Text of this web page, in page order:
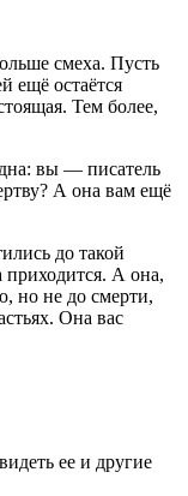
смеха. Пусть
ещё остаётся
Тем более,
вы — писатель
А она вам ещё
до такой
приходится. А она,
но не до смерти,
Она вас
ее и другие